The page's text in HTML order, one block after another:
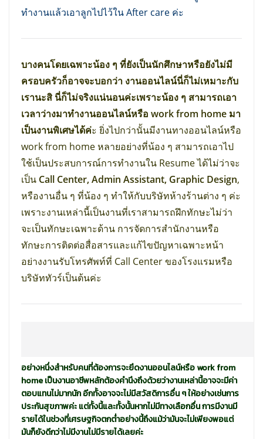
ทำงานแล้วเอาลูกไปไว้ใน After care ค่ะ
บางคนโดยเฉพาะน้อง ๆ ที่ยังเป็นนักศึกษาหรือยังไม่มี
ครอบครัวก็อาจจะบอกว่า งานออนไลน์นี่ก็ไม่เหมาะกับ
เรานะสิ นี่ก็ไม่จริงแน่นอนค่ะเพราะน้อง ๆ สามารถเอา
เวลาว่างมาทำงานออนไลน์หรือ work from home มา
เป็นงานพิเศษได้ค่ะ ยิ่งไปกว่านั้นมีงานทางออนไลน์หรือ
work from home หลายอย่างที่น้อง ๆ สามารถเอาไป
ใช้เป็นประสบการณ์การทำงานใน Resume ได้ไม่ว่าจะ
เป็น Call Center, Admin Assistant, Graphic Design,
หรืองานอื่น ๆ ที่น้อง ๆ ทำให้กับบริษัทห้างร้านต่าง ๆ ค่ะ
เพราะงานเหล่านี้เป็นงานที่เราสามารถฝึกทักษะไม่ว่า
จะเป็นทักษะเฉพาะด้าน การจัดการสำนักงานหรือ
ทักษะการติดต่อสื่อสารและแก้ไขปัญหาเฉพาะหน้า
อย่างงานรับโทรศัพท์ที่ Call Center ของโรงแรมหรือ
บริษัททัวร์เป็นต้นค่ะ
อย่างหนึ่งสำหรับคนที่ต้องการจะยึดงานออนไลน์หรือ work from
home เป็นงานอาชีพหลักต้องคำนึงถึงด้วยว่างานเหล่านี้อาจจะมีค่า
ตอบแทนไม่มากนัก อีกทั้งอาจจะไม่มีสวัสดิการอื่น ๆ ให้อย่างเช่นการ
ประกันสุขภาพค่ะ แต่ทั้งนี้และทั้งนั้นหากไม่มีทางเลือกอื่น การมีงานมี
รายได้ในช่วงที่เศรษฐกิจตกต่ำอย่างนี้ถึงแม้ว่ามันจะไม่เพียงพอแต่
มันก็ยังดีกว่าไม่มีงานไม่มีรายได้เลยค่ะ